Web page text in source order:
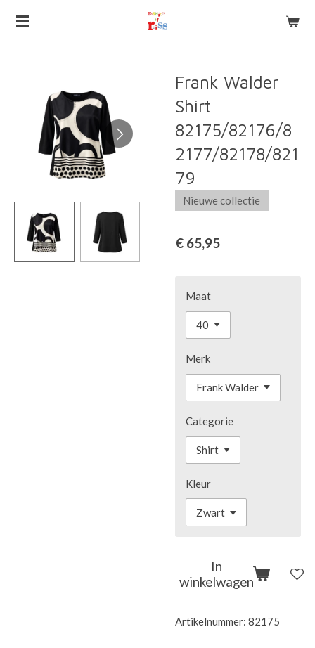
Ga
hoofdinhoud
Frank Walder
Shirt
82175/82176/8
2177/82178/821
79
Nieuwe collectie
€ 65,95
Maat
Merk
Categorie
Kleur
In
winkelwagen
Artikelnummer: 82175